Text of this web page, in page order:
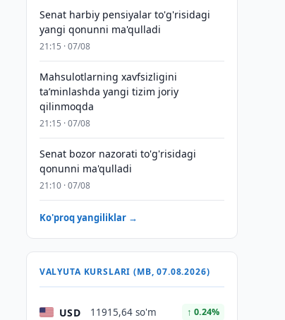
Senat harbiy pensiyalar to'g'risidagi
yangi qonunni ma'qulladi
21:15 · 07/08
Mahsulotlarning xavfsizligini
taʼminlashda yangi tizim joriy
qilinmoqda
21:15 · 07/08
Senat bozor nazorati to'g'risidagi
qonunni ma'qulladi
21:10 · 07/08
Ko'proq yangiliklar →
VALYUTA KURSLARI (MB, 07.08.2026)
USD 11915,64 so'm ↑ 0.24%